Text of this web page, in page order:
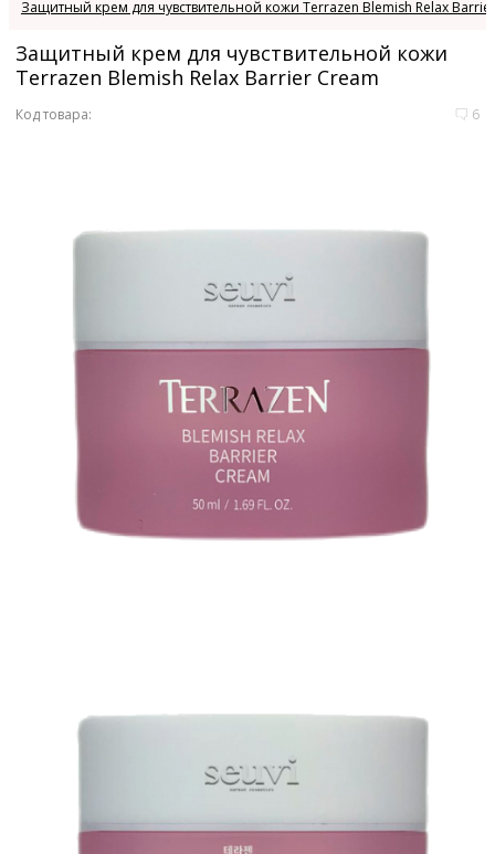
Защитный крем для чувствительной кожи Terrazen Blemish Relax
Защитный крем для чувствительной кожи
Terrazen Blemish Relax Barrier Cream
Код товара: 6